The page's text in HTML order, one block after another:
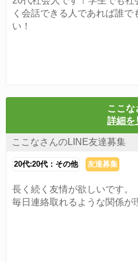
く会話できる人であれば誰で
い！
ここな
詳細を
ここなさんのLINE友達募集
20代:20代：その他 友達募集
長く続く友情が欲しいです。
毎日連絡取れるような関係が